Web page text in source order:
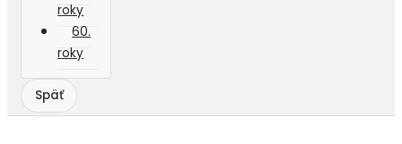
roky
60.
roky